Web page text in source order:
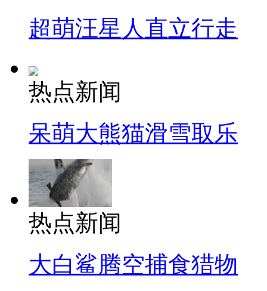
超萌汪星人直立行走
热点新闻
呆萌大熊猫滑雪取乐
热点新闻
大白鲨腾空捕食猎物